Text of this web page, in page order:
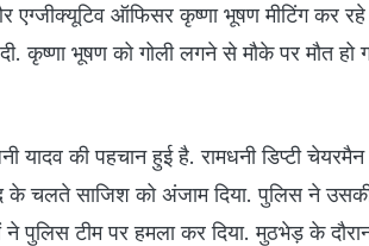
ऑफिसर कृष्णा भूषण मीटिंग कर रहे
कृष्णा भूषण को गोली लगने से मौके पर मौत हो
यादव की पहचान हुई है. रामधनी डिप्टी
के चलते साजिश को अंजाम दिया. पुलिस ने उसकी
ने पुलिस टीम पर हमला कर दिया. मुठभेड़ के